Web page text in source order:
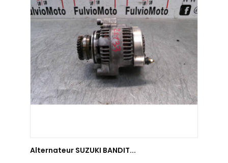
Alternateur SUZUKI BANDIT...